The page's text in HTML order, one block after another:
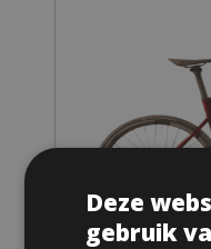
Deze
gebruik